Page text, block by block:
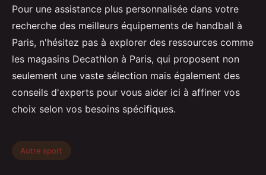
Pour une assistance plus personnalisée dans votre
recherche des meilleurs équipements de handball à
Paris, n'hésitez pas à explorer des ressources comme
les magasins Decathlon à Paris, qui proposent non
seulement une vaste sélection mais également des
conseils d'experts pour vous aider ici à affiner vos
choix selon vos besoins spécifiques.
Autre sport